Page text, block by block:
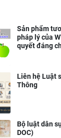
Sản phẩm
pháp lý của
quyết đáng
Liên hệ Luật
Thông
Bộ luật dân
DOC)